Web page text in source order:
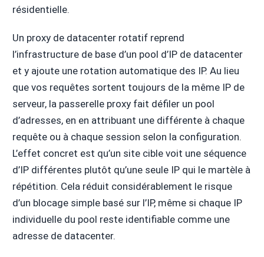
résidentielle.
Un proxy de datacenter rotatif reprend
l’infrastructure de base d’un pool d’IP de datacenter
et y ajoute une rotation automatique des IP. Au lieu
que vos requêtes sortent toujours de la même IP de
serveur, la passerelle proxy fait défiler un pool
d’adresses, en en attribuant une différente à chaque
requête ou à chaque session selon la configuration.
L’effet concret est qu’un site cible voit une séquence
d’IP différentes plutôt qu’une seule IP qui le martèle à
répétition. Cela réduit considérablement le risque
d’un blocage simple basé sur l’IP, même si chaque IP
individuelle du pool reste identifiable comme une
adresse de datacenter.